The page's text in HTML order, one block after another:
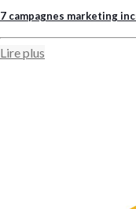
7 campagnes marketing
Lire plus